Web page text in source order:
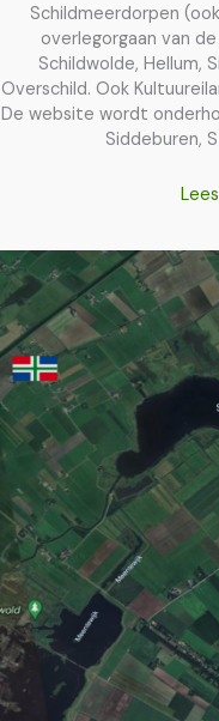
Schildmeerdorpen
overlegorgaan van
Schildwolde, Hellum,
Overschild. Ook
De website wordt
Siddeburen,